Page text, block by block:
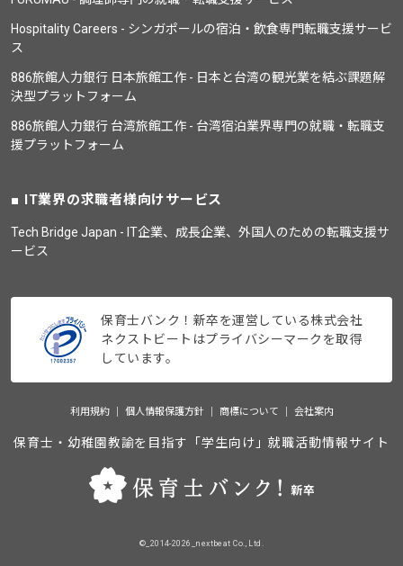
Hospitality Careers - シンガポールの宿泊・飲食専門転職支援サービ
ス
886旅館人力銀行 日本旅館工作 - 日本と台湾の観光業を結ぶ課題解
決型プラットフォーム
886旅館人力銀行 台湾旅館工作 - 台湾宿泊業界専門の就職・転職支
援プラットフォーム
IT業界の求職者様向けサービス
Tech Bridge Japan - IT企業、成長企業、外国人のための転職支援サ
ービス
保育士バンク！新卒を運営している株式会社
ネクストビートはプライバシーマークを取得
しています。
利用規約 個人情報保護方針 商標について 会社案内
保育士・幼稚園教諭を目指す「学生向け」就職活動情報サイト
©_2014-2026_nextbeat Co., Ltd.